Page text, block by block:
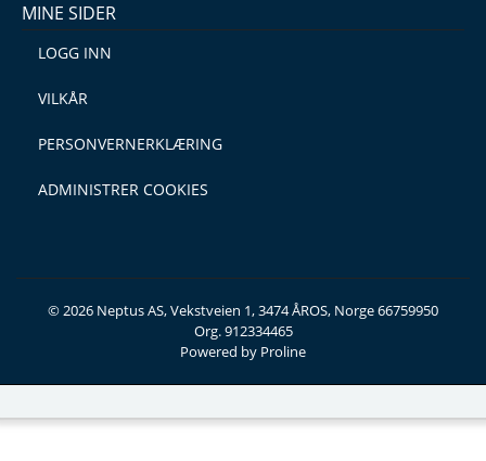
MINE SIDER
LOGG INN
VILKÅR
PERSONVERNERKLÆRING
ADMINISTRER COOKIES
© 2026 Neptus AS, Vekstveien 1, 3474 ÅROS, Norge 66759950
Org. 912334465
Powered by Proline